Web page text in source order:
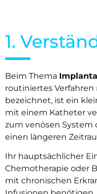
1.
Beim Thema
routiniertes Verfahren
bezeichnet, ist ein
mit einem Katheter
zum venösen System
einen längeren
Ihr hauptsächlicher
Chemotherapie oder
mit chronischen